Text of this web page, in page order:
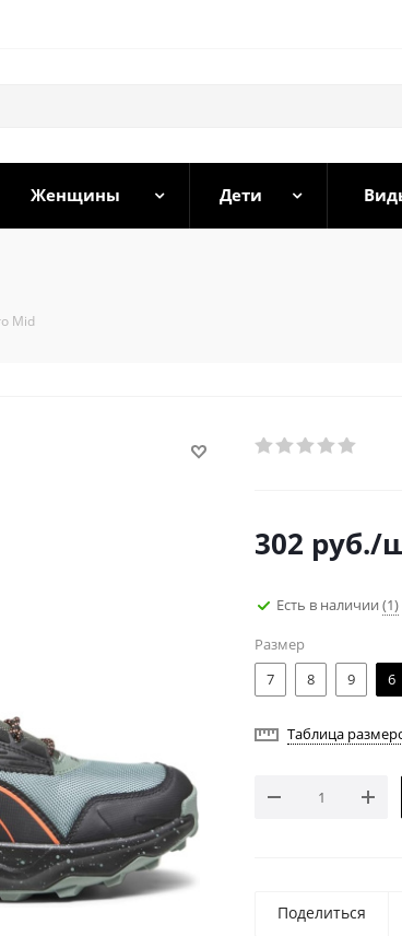
Женщины Дети
Mid
302 руб./
Есть в наличии (1)
Размер
7
8 9 6
Таблица
Поделиться